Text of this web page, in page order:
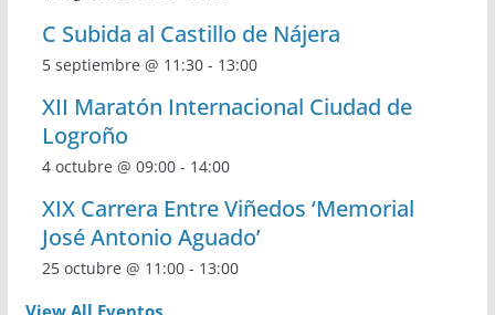
C Subida al Castillo de Nájera
5 septiembre @ 11:30- 13:00
XII Maratón Internacional Ciudad de
Logroño
4 octubre @ 09:00- 14:00
XIX Carrera Entre Viñedos ‘Memorial
José Antonio Aguado’
25 octubre @ 11:00- 13:00
View All Eventos